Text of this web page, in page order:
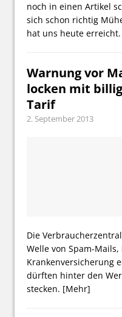
noch in einen Artikel
sich schon richtig
hat uns heute erreicht.
Warnung vor
locken mit
Tarif
2. September 2013
Die
Welle von Spam-
Krankenversicherung
dürften hinter den
stecken. [Mehr]